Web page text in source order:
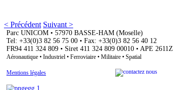
< Précédent Suivant >
Parc UNICOM • 57970 BASSE-HAM (Moselle)
Tel: +33(0)3 82 56 75 00 • Fax: +33(0)3 82 56 40 12
FR94 411 324 809 • Siret 411 324 809 00010 • APE 2611Z
Aéronautique • Industriel • Ferroviaire • Militaire • Spatial
Mentions légales